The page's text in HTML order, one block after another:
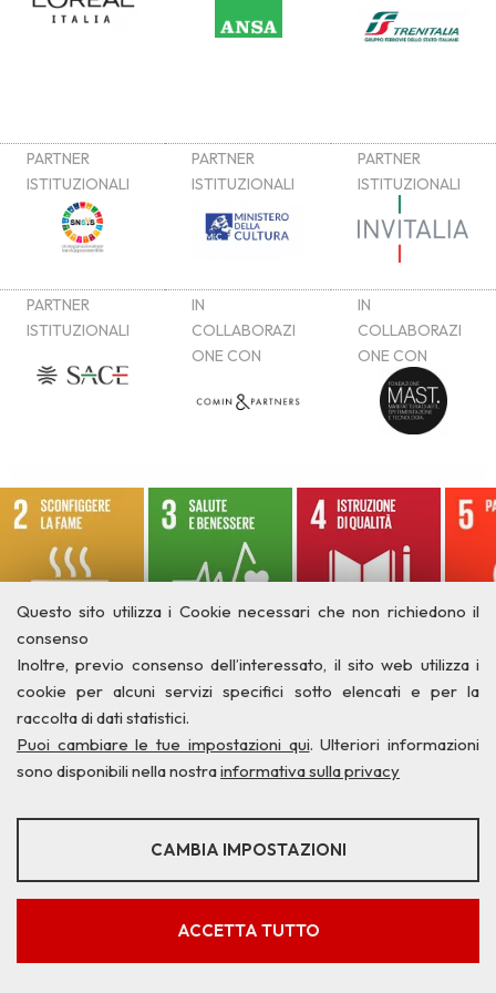
Questo sito utilizza i Cookie necessari che non richiedono il
consenso
Inoltre, previo consenso dell’interessato, il sito web utilizza i
cookie per alcuni servizi specifici sotto elencati e per la
raccolta di dati statistici.
Puoi cambiare le tue impostazioni qui. Ulteriori informazioni
sono disponibili nella nostrainformativa sulla privacy
STATISTICHE
Mostra maggiori informazioni
Google Analytics
CAMBIA IMPOSTAZIONI
ACCETTA TUTTO